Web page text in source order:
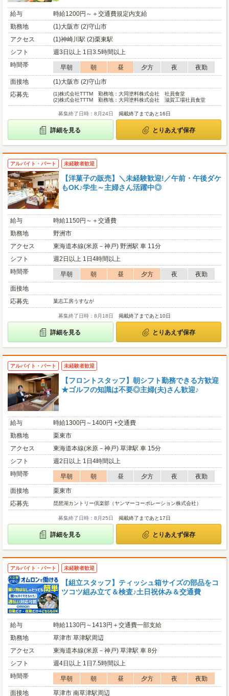
給与
時給1200円～＋交通費規定内支給
勤務地
(1)大阪市 (2)守山市
アクセス
(1)神崎川駅 (2)栗東駅
シフト
週3日以上 1日3.5時間以上
時間帯
早朝 朝 昼 夕方 夜
夜勤
面接地
(1)大阪市 (2)守山市
応募先
(1)株式会社TTTM 勤務地：大同塗料株式会社 社員食堂
(2)株式会社TTTM 勤務地：大同塗料株式会社 滋賀工場社員食堂
募集終了日時：8月24日 掲載終了まであと16日
詳細を見る とりあえず保存
アルバイト・パート 未経験者歓迎
【洋菓子の販売】＼未経験歓迎!／午前・午後ダケ
もOK♪学生～主婦さん活躍中◎
給与
時給1150円～＋交通費
勤務地
野洲市
アクセス
東海道本線(米原－神戸) 野洲駅 車 11分
シフト
週2日以上 1日4時間以上
時間帯
早朝 朝 昼 夕方 夜
夜勤
面接地
応募先
菓志工房うすなが
募集終了日時：8月18日 掲載終了まであと10日
詳細を見る とりあえず保存
アルバイト・パート 未経験者歓迎
【フロントスタッフ】朝シフト勤務できる方歓迎
★ゴルフの知識は不要◎主婦(夫)さん歓迎♪
給与
時給1300円～1400円 +交通費
勤務地
栗東市
アクセス
東海道本線(米原－神戸) 草津駅 車 15分
シフト
週2日以上 1日4時間以上
時間帯
早朝 朝 昼 夕方 夜
夜勤
面接地
栗東市
応募先
琵琶湖カントリー倶楽部（ヤンマーコーポレーション株式会社）
募集終了日時：8月25日 掲載終了まであと17日
詳細を見る とりあえず保存
アルバイト・パート 未経験者歓迎
【組立スタッフ】ティッシュ箱サイズの部品をコ
ツコツ組み立て＆検査♪土日祝休み＆交通費
給与
時給1130円～1413円＋交通費一部支給
勤務地
草津市 草津駅周辺
アクセス
東海道本線(米原－神戸) 草津駅 車 8分
シフト
週4日以上 1日7.5時間以上
時間帯
早朝 朝 昼 夕方 夜
夜勤
面接地
草津市 南草津駅周辺